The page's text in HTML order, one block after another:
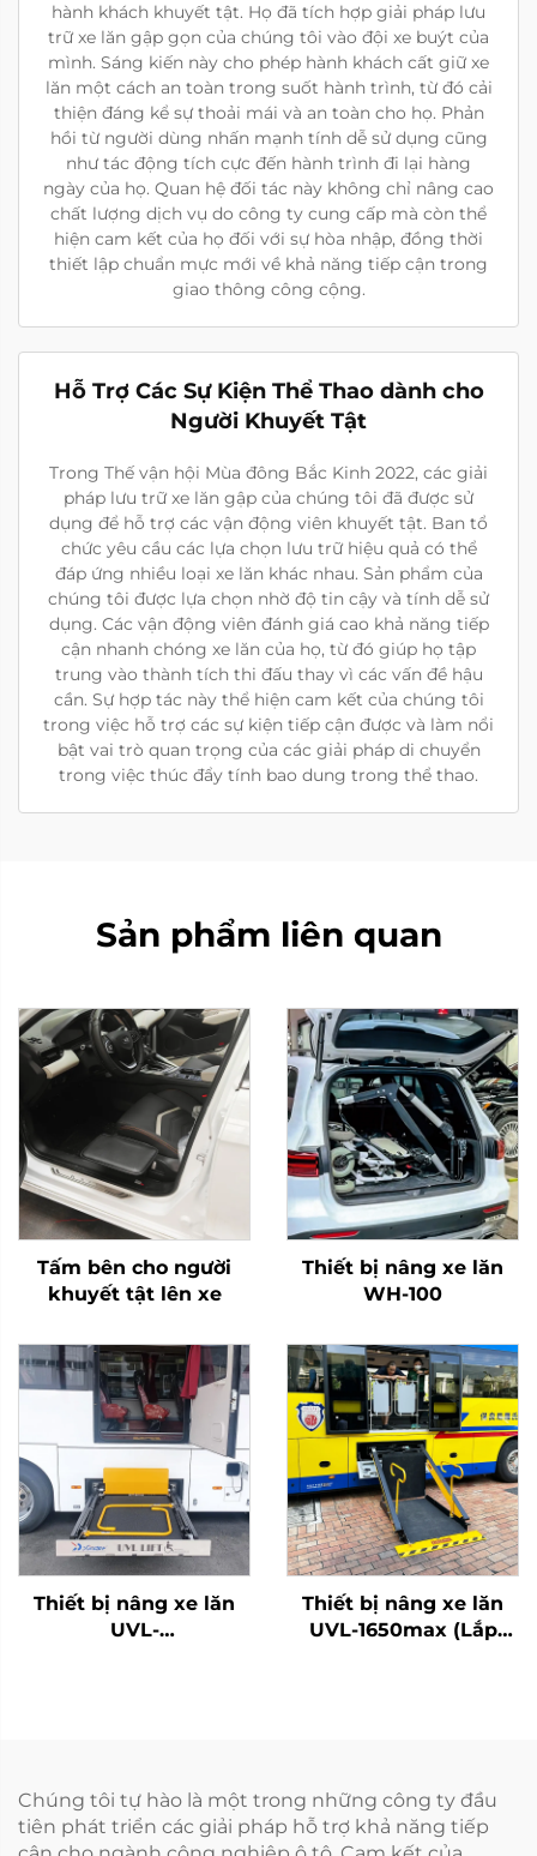
hành khách khuyết tật. Họ đã tích hợp giải pháp lưu
trữ xe lăn gập gọn của chúng tôi vào đội xe buýt của
mình. Sáng kiến này cho phép hành khách cất giữ xe
lăn một cách an toàn trong suốt hành trình, từ đó cải
thiện đáng kể sự thoải mái và an toàn cho họ. Phản
hồi từ người dùng nhấn mạnh tính dễ sử dụng cũng
như tác động tích cực đến hành trình đi lại hàng
ngày của họ. Quan hệ đối tác này không chỉ nâng cao
chất lượng dịch vụ do công ty cung cấp mà còn thể
hiện cam kết của họ đối với sự hòa nhập, đồng thời
thiết lập chuẩn mực mới về khả năng tiếp cận trong
giao thông công cộng.
Hỗ Trợ Các Sự Kiện Thể Thao dành cho
Người Khuyết Tật
Trong Thế vận hội Mùa đông Bắc Kinh 2022, các giải
pháp lưu trữ xe lăn gập của chúng tôi đã được sử
dụng để hỗ trợ các vận động viên khuyết tật. Ban tổ
chức yêu cầu các lựa chọn lưu trữ hiệu quả có thể
đáp ứng nhiều loại xe lăn khác nhau. Sản phẩm của
chúng tôi được lựa chọn nhờ độ tin cậy và tính dễ sử
dụng. Các vận động viên đánh giá cao khả năng tiếp
cận nhanh chóng xe lăn của họ, từ đó giúp họ tập
trung vào thành tích thi đấu thay vì các vấn đề hậu
cần. Sự hợp tác này thể hiện cam kết của chúng tôi
trong việc hỗ trợ các sự kiện tiếp cận được và làm nổi
bật vai trò quan trọng của các giải pháp di chuyển
trong việc thúc đẩy tính bao dung trong thể thao.
Sản phẩm liên quan
Tấm bên cho người
khuyết tật lên xe
Thiết bị nâng xe lăn
WH-100
Thiết bị nâng xe lăn
UVL-
Thiết bị nâng xe lăn
UVL-1650max (Lắp
Chúng tôi tự hào là một trong những công ty đầu
tiên phát triển các giải pháp hỗ trợ khả năng tiếp